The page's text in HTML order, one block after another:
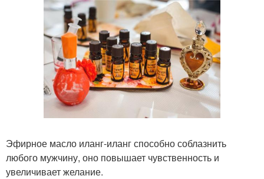
Эфирное масло иланг-иланг способно соблазнить
любого мужчину, оно повышает чувственность и
увеличивает желание.